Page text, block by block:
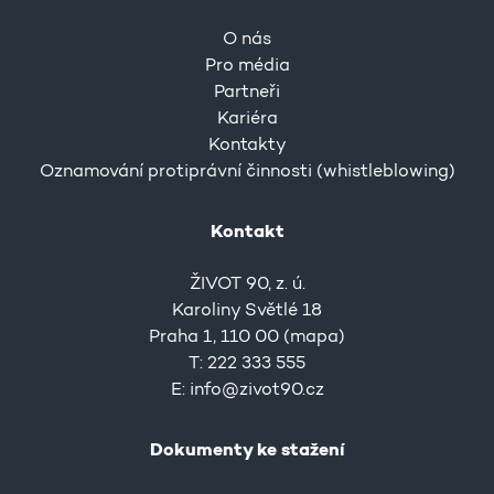
O nás
Pro média
Partneři
Kariéra
Kontakty
Oznamování protiprávní činnosti (whistleblowing)
Kontakt
ŽIVOT 90, z. ú.
Karoliny Světlé 18
Praha 1, 110 00 (mapa)
T: 222 333 555
E: info@zivot90.cz
Dokumenty ke stažení